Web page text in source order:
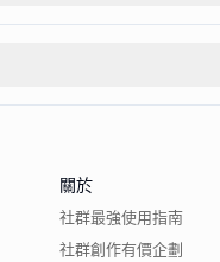
關於
社群最強使用指南
社群創作有價企劃